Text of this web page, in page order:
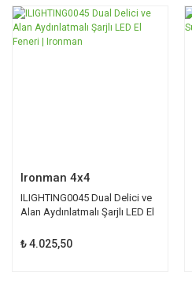
Ironman 4x4
ILIGHTING0045 Dual Delici ve
Alan Aydınlatmalı Şarjlı LED El
₺ 4.025,50